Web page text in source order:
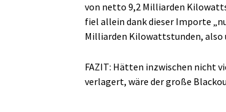
von netto 9,2 Milliarden
fiel allein dank dieser Importe
Milliarden Kilowattstunden, also
FAZIT: Hätten inzwischen nicht
verlagert, wäre der große